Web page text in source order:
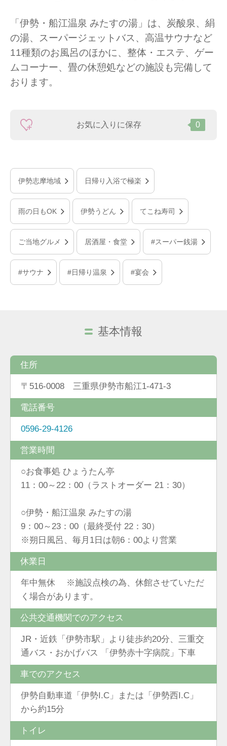
「伊勢・船江温泉 みたすの湯」は、炭酸泉、絹
の湯、スーパージェットバス、高温サウナなど
11種類のお風呂のほかに、整体・エステ、ゲー
ムコーナー、畳の休憩処などの施設も完備して
おります。
お気に入りに保存 0
伊勢志摩地域 日帰り入浴で極楽
雨の日もOK 伊勢うどん てこね寿司
ご当地グルメ 居酒屋・食堂 #スーパー銭湯
#サウナ #日帰り温泉 #宴会
基本情報
住所
〒516-0008 三重県伊勢市船江1-471-3
電話番号
0596-29-4126
営業時間
○お食事処 ひょうたん亭
11：00～22：00（ラストオーダー 21：30）
○伊勢・船江温泉 みたすの湯
9：00～23：00（最終受付 22：30）
※朔日風呂、毎月1日は朝6：00より営業
休業日
年中無休 ※施設点検の為、休館させていただ
く場合があります。
公共交通機関でのアクセス
JR・近鉄「伊勢市駅」より徒歩約20分、三重交
通バス・おかげバス 「伊勢赤十字病院」下車
車でのアクセス
伊勢自動車道「伊勢I.C」または「伊勢西I.C」
から約15分
トイレ